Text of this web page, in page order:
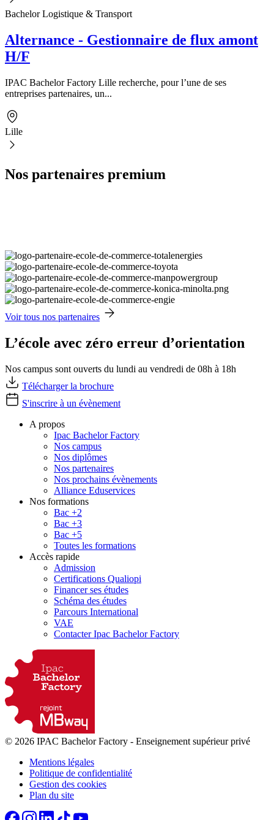
Bachelor Logistique & Transport
Alternance - Gestionnaire de flux amont
H/F
IPAC Bachelor Factory Lille recherche, pour l’une de ses
entreprises partenaires, un...
Lille
Nos partenaires premium
Voir tous nos partenaires
L’école avec zéro erreur d’orientation
Nos campus sont ouverts du lundi au vendredi de 08h à 18h
Télécharger la brochure
S'inscrire à un évènement
A propos
Ipac Bachelor Factory
Nos campus
Nos diplômes
Nos partenaires
Nos prochains évènements
Alliance Eduservices
Nos formations
Bac +2
Bac +3
Bac +5
Toutes les formations
Accès rapide
Admission
Certifications Qualiopi
Financer ses études
Schéma des études
Parcours International
VAE
Contacter Ipac Bachelor Factory
© 2026 IPAC Bachelor Factory - Enseignement supérieur privé
Mentions légales
Politique de confidentialité
Gestion des cookies
Plan du site